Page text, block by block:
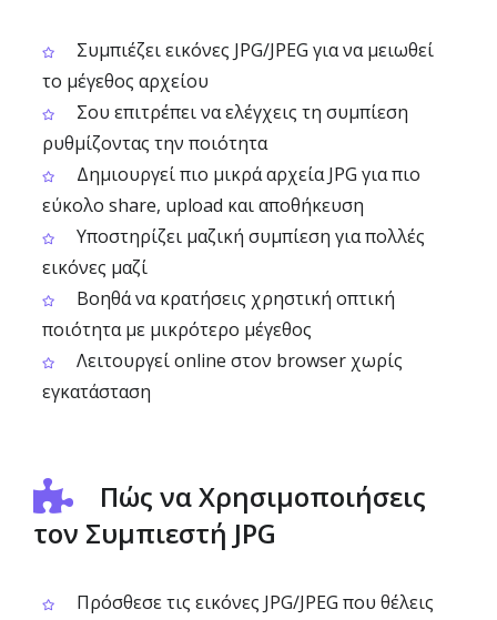
Συμπιέζει εικόνες JPG/JPEG για να μειωθεί
το μέγεθος αρχείου
Σου επιτρέπει να ελέγχεις τη συμπίεση
ρυθμίζοντας την ποιότητα
Δημιουργεί πιο μικρά αρχεία JPG για πιο
εύκολο share, upload και αποθήκευση
Υποστηρίζει μαζική συμπίεση για πολλές
εικόνες μαζί
Βοηθά να κρατήσεις χρηστική οπτική
ποιότητα με μικρότερο μέγεθος
Λειτουργεί online στον browser χωρίς
εγκατάσταση
Πώς να Χρησιμοποιήσεις
τον Συμπιεστή JPG
Πρόσθεσε τις εικόνες JPG/JPEG που θέλεις